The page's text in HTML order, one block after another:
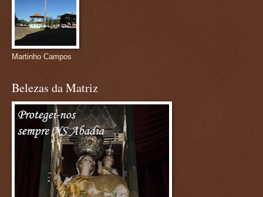
Martinho Campos
Belezas da Matriz